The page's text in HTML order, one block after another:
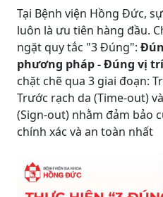
Tại Bệnh viện Hồng Đức,
luôn là ưu tiên hàng đầu.
ngặt quy tắc "3 Đúng":
phương pháp - Đúng vị trí
chặt chẽ qua 3 giai đoạn:
Trước rạch da (Time-out)
(Sign-out) nhằm đảm bảo
chính xác và an toàn nhất